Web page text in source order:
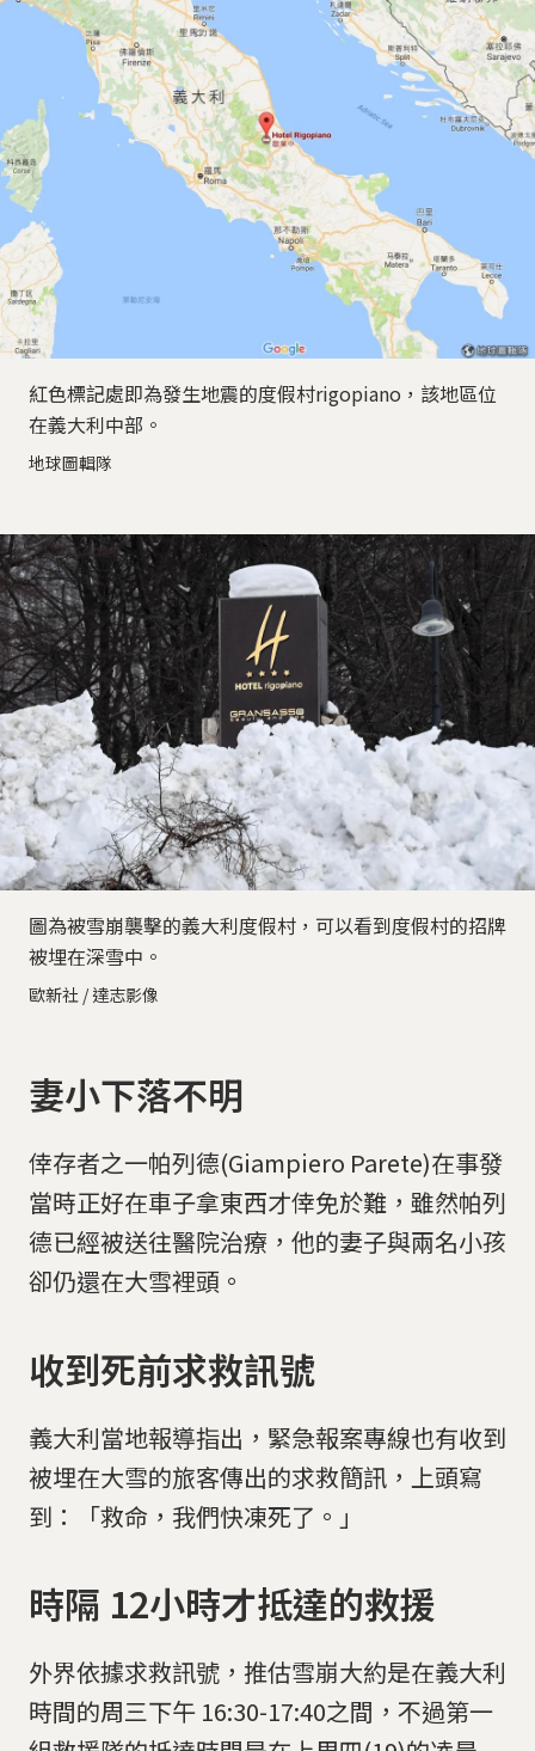
紅色標記處即為發生地震的度假村rigopiano，該地區位
在義大利中部。
地球圖輯隊
圖為被雪崩襲擊的義大利度假村，可以看到度假村的招牌
被埋在深雪中。
歐新社 / 達志影像
妻小下落不明
倖存者之一帕列德(Giampiero Parete)在事發
當時正好在車子拿東西才倖免於難，雖然帕列
德已經被送往醫院治療，他的妻子與兩名小孩
卻仍還在大雪裡頭。
收到死前求救訊號
義大利當地報導指出，緊急報案專線也有收到
被埋在大雪的旅客傳出的求救簡訊，上頭寫
到：「救命，我們快凍死了。」
時隔 12小時才抵達的救援
外界依據求救訊號，推估雪崩大約是在義大利
時間的周三下午 16:30-17:40之間，不過第一